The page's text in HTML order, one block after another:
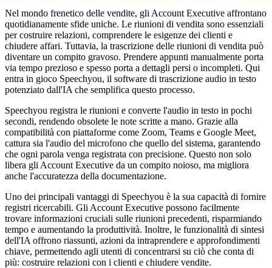
Nel mondo frenetico delle vendite, gli Account Executive affrontano
quotidianamente sfide uniche. Le riunioni di vendita sono essenziali
per costruire relazioni, comprendere le esigenze dei clienti e
chiudere affari. Tuttavia, la trascrizione delle riunioni di vendita può
diventare un compito gravoso. Prendere appunti manualmente porta
via tempo prezioso e spesso porta a dettagli persi o incompleti. Qui
entra in gioco Speechyou, il software di trascrizione audio in testo
potenziato dall'IA che semplifica questo processo.
Speechyou registra le riunioni e converte l'audio in testo in pochi
secondi, rendendo obsolete le note scritte a mano. Grazie alla
compatibilità con piattaforme come Zoom, Teams e Google Meet,
cattura sia l'audio del microfono che quello del sistema, garantendo
che ogni parola venga registrata con precisione. Questo non solo
libera gli Account Executive da un compito noioso, ma migliora
anche l'accuratezza della documentazione.
Uno dei principali vantaggi di Speechyou è la sua capacità di fornire
registri ricercabili. Gli Account Executive possono facilmente
trovare informazioni cruciali sulle riunioni precedenti, risparmiando
tempo e aumentando la produttività. Inoltre, le funzionalità di sintesi
dell'IA offrono riassunti, azioni da intraprendere e approfondimenti
chiave, permettendo agli utenti di concentrarsi su ciò che conta di
più: costruire relazioni con i clienti e chiudere vendite.